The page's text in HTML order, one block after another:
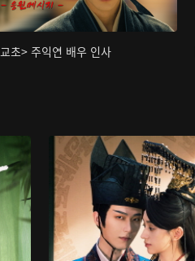
초> 주익연 배우 인사